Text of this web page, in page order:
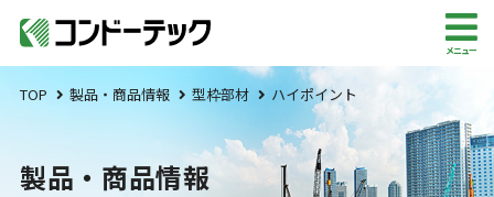
メニュー
TOP 製品・商品情報 型枠部材 ハイポイント
製品・商品情報